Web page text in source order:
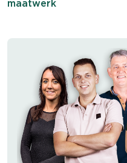
maatwerk